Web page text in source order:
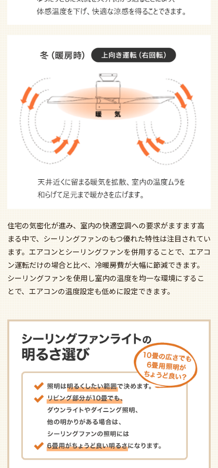
住宅の気密化が進み、室内の快適空調への要求がますます高
まる中で、シーリングファンのもつ優れた特性は注目されてい
ます。エアコンとシーリングファンを併用することで、エアコ
ン運転だけの場合と比べ、冷暖房費が大幅に節減できます。
シーリングファンを使用し室内の温度を均一な環境にするこ
とで、エアコンの温度設定も低めに設定できます。